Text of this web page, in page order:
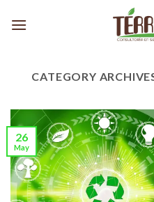
CATEGORY
26
May